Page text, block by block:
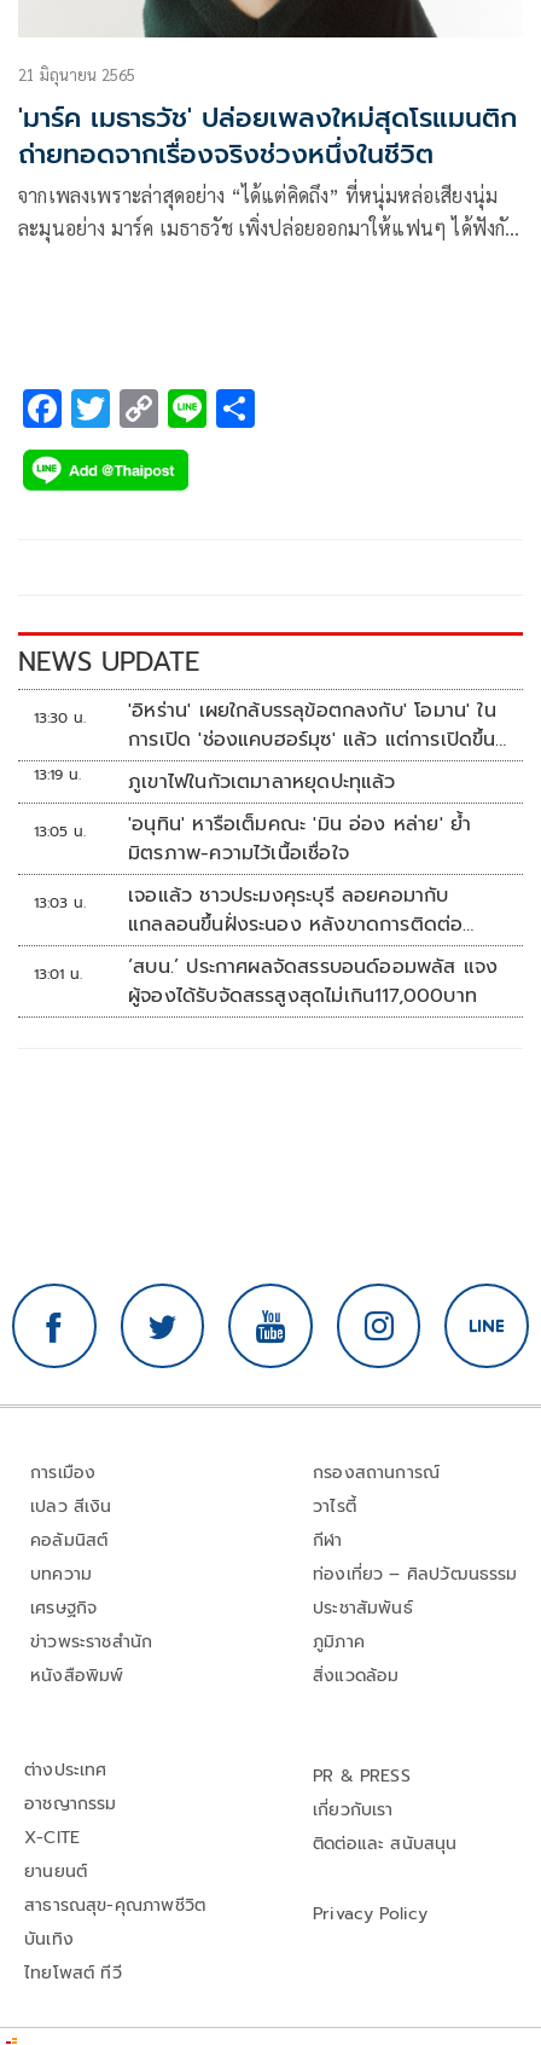
21 มิถุนายน 2565
'มาร์ค เมธาธวัช' ปล่อยเพลงใหม่สุดโรแมนติก
ถ่ายทอดจากเรื่องจริงช่วงหนึ่งในชีวิต
จากเพลงเพราะล่าสุดอย่าง “ได้แต่คิดถึง” ที่หนุ่มหล่อเสียงนุ่ม
ละมุนอย่าง มาร์ค เมธาธวัช เพิ่งปล่อยออกมาให้แฟนๆ ได้ฟังกัน
F
ac
e
k
T
wi
tt
C
o
p
k
Li
NEWS UPDATE
13:30 น.
'อิหร่าน' เผยใกล้บรรลุข้อตกลงกับ' โอมาน' ใน
การเปิด 'ช่องแคบฮอร์มุซ' แล้ว แต่การเปิดขึ้น
อยู่กับสหรัฐฯ
13:19 น. ภูเขาไฟในกัวเตมาลาหยุดปะทุแล้ว
13:05 น.
'อนุทิน' หารือเต็มคณะ 'มิน อ่อง หล่าย' ย้ำ
มิตรภาพ-ความไว้เนื้อเชื่อใจ
13:03 น.
เจอแล้ว ชาวประมงคุระบุรี ลอยคอมากับ
แกลลอนขึ้นฝั่งระนอง หลังขาดการติดต่อ
หลายวัน
13:01 น.
‘สบน.’ ประกาศผลจัดสรรบอนด์ออมพลัส แจง
ผู้จองได้รับจัดสรรสูงสุดไม่เกิน117,000บาท
การเมือง
เปลว สีเงิน
คอลัมนิสต์
บทความ
เศรษฐกิจ
ข่าวพระราชสำนัก
หนังสือพิมพ์
กรองสถานการณ์
วาไรตี้
กีฬา
ท่องเที่ยว – ศิลปวัฒนธรรม
ประชาสัมพันธ์
ภูมิภาค
สิ่งแวดล้อม
ต่างประเทศ
อาชญากรรม
X-CITE
ยานยนต์
สาธารณสุข-คุณภาพชีวิต
บันเทิง
ไทยโพสต์ ทีวี
PR & PRESS
เกี่ยวกับเรา
ติดต่อและ สนับสนุน
Privacy Policy